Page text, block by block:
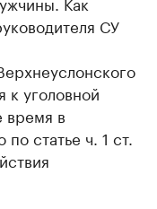
СУ
к уголовной
время в
статье ч. 1 ст.